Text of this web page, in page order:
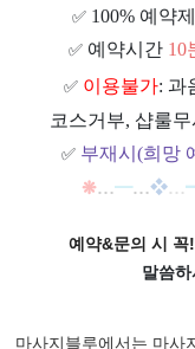
✅ 100% 예약
✅ 예약시간 10
✅ 이용불가: 과
코스거부, 샵룰
✅ 부재시(희망
❋…━…❖…
예약&문의 시 꼭
말씀
마사지블루에서는 마사